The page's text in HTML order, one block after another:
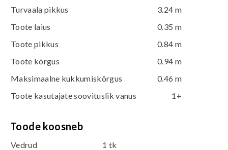
Turvaala pikkus
3.24 m
Toote laius
0.35 m
Toote pikkus
0.84 m
Toote kõrgus
0.94 m
Maksimaalne kukkumiskõrgus
0.46 m
Toote kasutajate soovituslik vanus
1+
Toode koosneb
Vedrud
1 tk